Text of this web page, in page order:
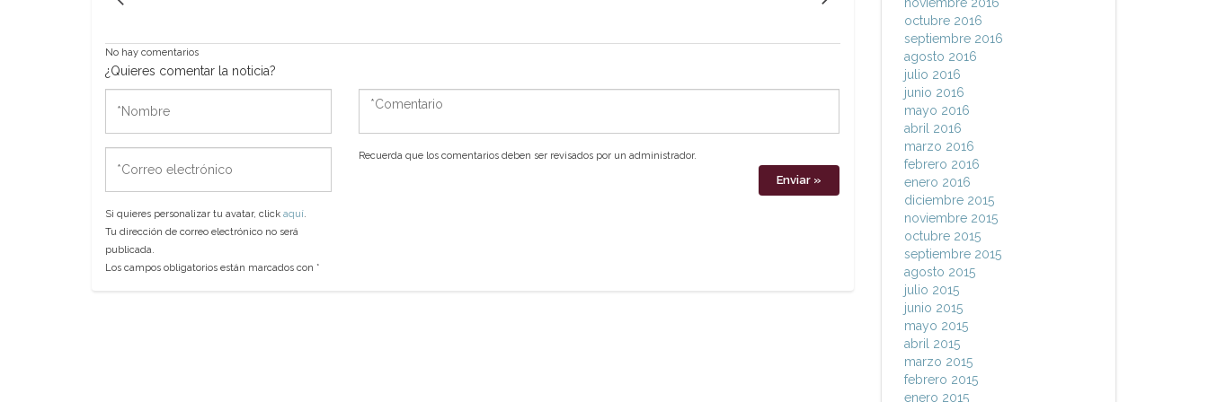
No hay comentarios
¿Quieres comentar la noticia?
electrónico
Si quieres personalizar tu avatar, click aquí.
Tu dirección de correo electrónico no será
publicada.
Los campos obligatorios están marcados con *
*Comentario
Recuerda que los comentarios deben ser revisados por un administrador.
octubre 2016
septiembre 2016
agosto 2016
julio 2016
junio 2016
mayo 2016
abril 2016
marzo 2016
febrero 2016
enero 2016
diciembre 2015
noviembre 2015
octubre 2015
septiembre 2015
agosto 2015
julio 2015
junio 2015
mayo 2015
abril 2015
marzo 2015
febrero 2015
enero 2015